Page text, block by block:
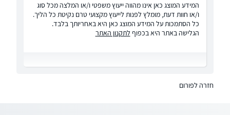
המידע המוצג כאן אינו מהווה ייעוץ משפטי ו/או המלצה מכל סוג
ו/או חוות דעת, מומלץ לפנות לייעוץ מקצועי טרם נקיטת כל הליך.
כל הסתמכות על המידע המוצג כאן היא באחריותך בלבד.
הגלישה באתר היא בכפוף לתקנון האתר
חזרה לפורום